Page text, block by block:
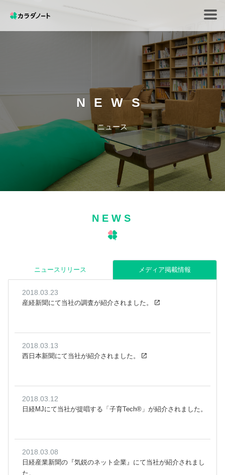
NEWS
ニュース
NEWS
ニュースリリース メディア掲載情報
2018.03.23
産経新聞にて当社の調査が紹介されました。
2018.03.13
西日本新聞にて当社が紹介されました。
2018.03.12
日経MJにて当社が提唱する「子育Tech®」が紹介されました。
2018.03.08
日経産業新聞の『気鋭のネット企業』にて当社が紹介されまし
た。